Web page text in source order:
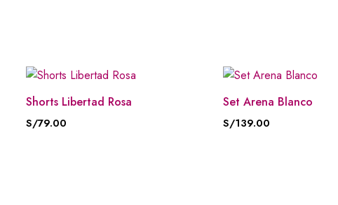
Shorts Libertad Rosa
S/79.00
Set Arena Blanco
S/139.00